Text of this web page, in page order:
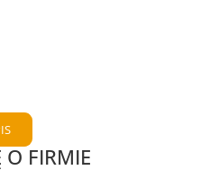
O FIRMIE